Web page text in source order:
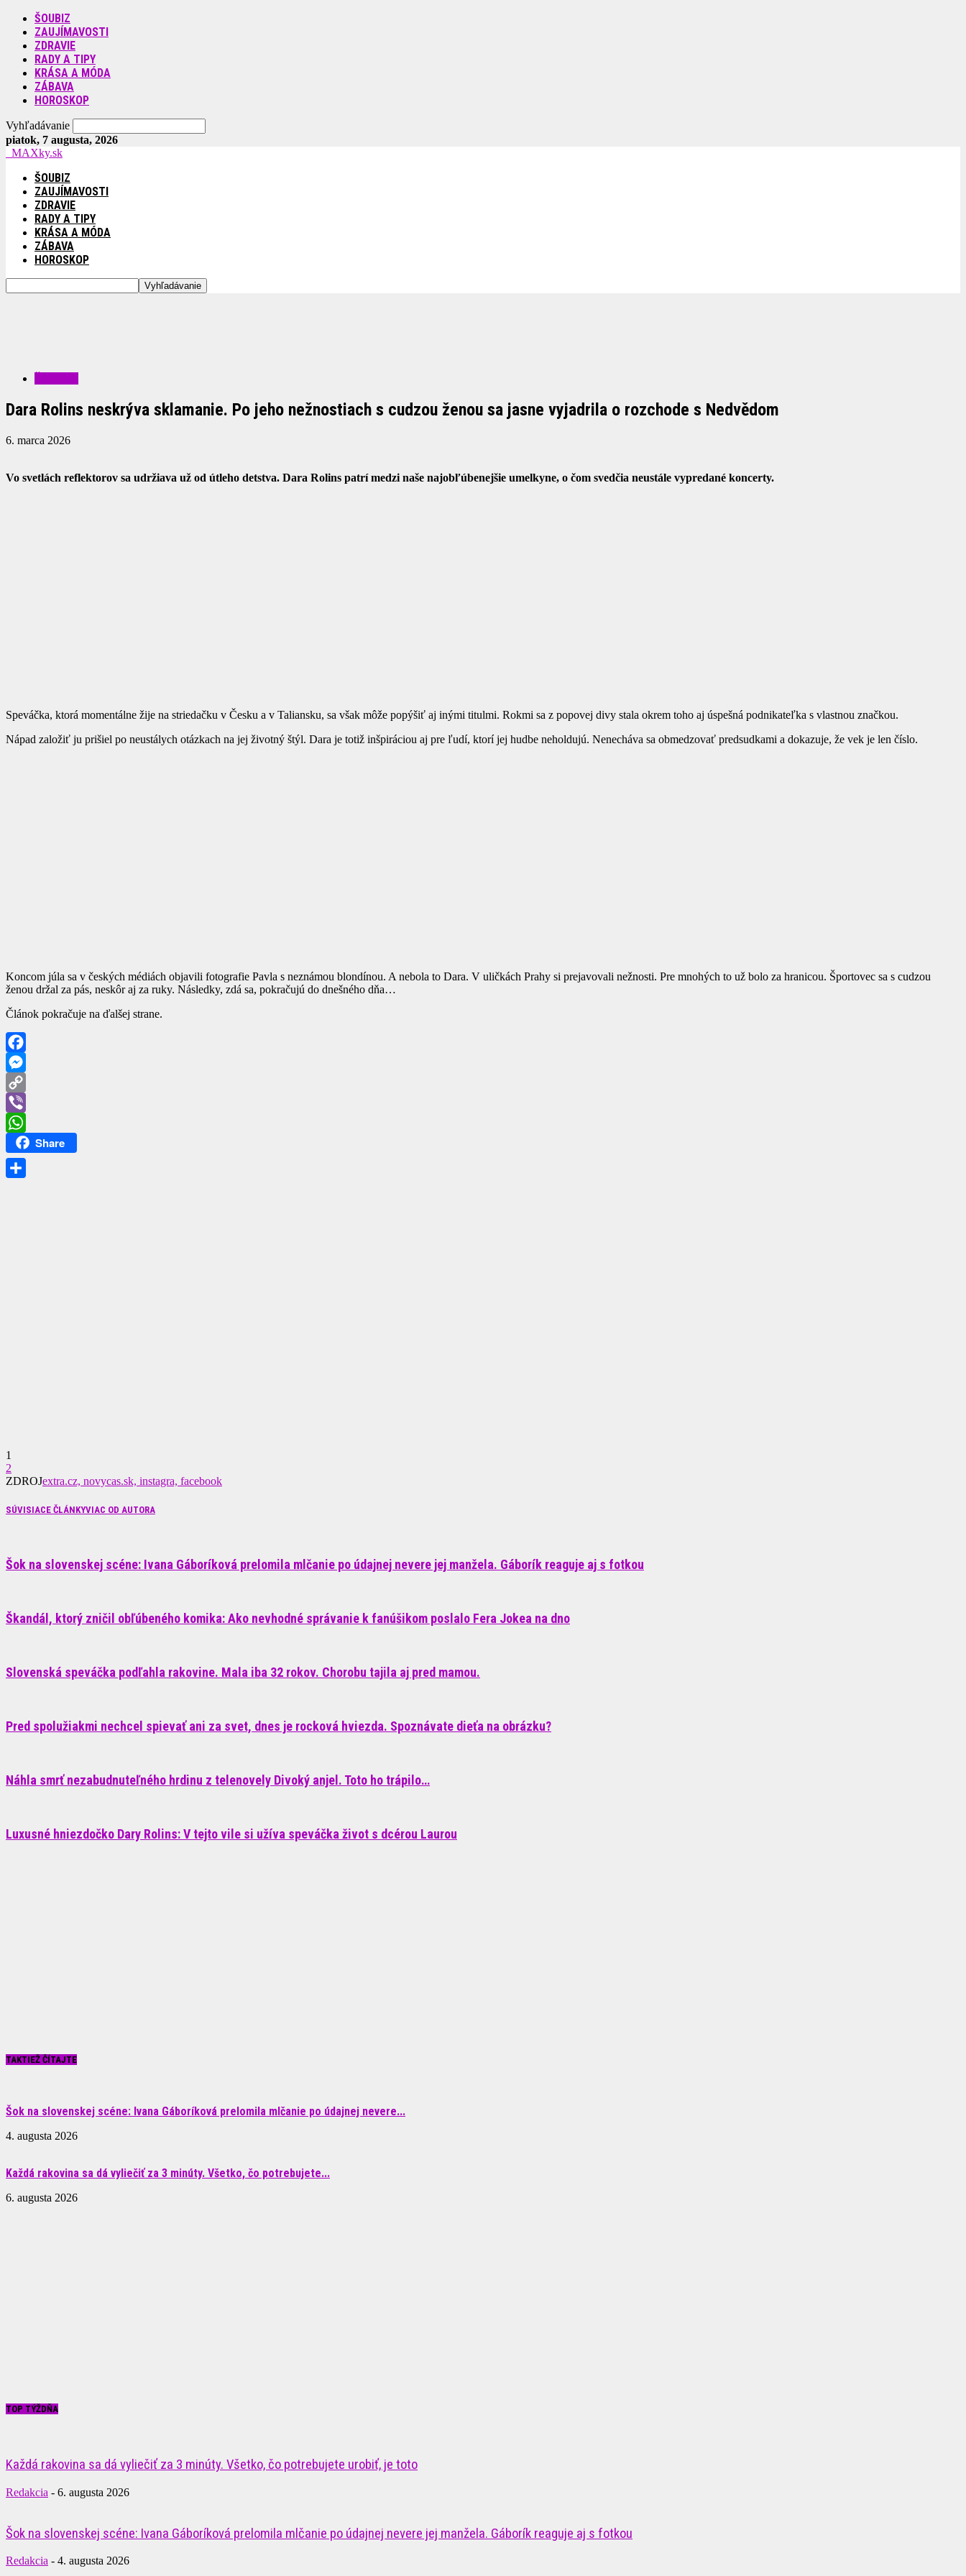
ŠOUBIZ
ZAUJÍMAVOSTI
ZDRAVIE
RADY A TIPY
KRÁSA A MÓDA
ZÁBAVA
HOROSKOP
Vyhľadávanie
piatok, 7 augusta, 2026
MAXky.sk
ŠOUBIZ
ZAUJÍMAVOSTI
ZDRAVIE
RADY A TIPY
KRÁSA A MÓDA
ZÁBAVA
HOROSKOP
Dara Rolins neskrýva sklamanie. Po jeho nežnostiach s cudzou ženou sa jasne vyjadrila o rozchode s Nedvědom
6. marca 2026
Vo svetlách reflektorov sa udržiava už od útleho detstva. Dara Rolins patrí medzi naše najobľúbenejšie umelkyne, o čom svedčia neustále vypredané koncerty.
Speváčka, ktorá momentálne žije na striedačku v Česku a v Taliansku, sa však môže popýšiť aj inými titulmi. Rokmi sa z popovej divy stala okrem toho aj úspešná podnikateľka s vlastnou značkou.
Nápad založiť ju prišiel po neustálych otázkach na jej životný štýl. Dara je totiž inšpiráciou aj pre ľudí, ktorí jej hudbe neholdujú. Nenecháva sa obmedzovať predsudkami a dokazuje, že vek je len číslo.
Koncom júla sa v českých médiách objavili fotografie Pavla s neznámou blondínou. A nebola to Dara. V uličkách Prahy si prejavovali nežnosti. Pre mnohých to už bolo za hranicou. Športovec sa s cudzou
ženou držal za pás, neskôr aj za ruky. Následky, zdá sa, pokračujú do dnešného dňa…
Článok pokračuje na ďalšej strane.
Facebook
Messenger
Copy
Link
Viber
WhatsApp
Share
1
2
ZDROJextra.cz, novycas.sk, instagra, facebook
SÚVISIACE ČLÁNKYVIAC OD AUTORA
Šok na slovenskej scéne: Ivana Gáboríková prelomila mlčanie po údajnej nevere jej manžela. Gáborík reaguje aj s fotkou
Škandál, ktorý zničil obľúbeného komika: Ako nevhodné správanie k fanúšikom poslalo Fera Jokea na dno
Slovenská speváčka podľahla rakovine. Mala iba 32 rokov. Chorobu tajila aj pred mamou.
Pred spolužiakmi nechcel spievať ani za svet, dnes je rocková hviezda. Spoznávate dieťa na obrázku?
Náhla smrť nezabudnuteľného hrdinu z telenovely Divoký anjel. Toto ho trápilo…
Luxusné hniezdočko Dary Rolins: V tejto vile si užíva speváčka život s dcérou Laurou
TAKTIEŽ ČÍTAJTE
Šok na slovenskej scéne: Ivana Gáboríková prelomila mlčanie po údajnej nevere...
4. augusta 2026
Každá rakovina sa dá vyliečiť za 3 minúty. Všetko, čo potrebujete...
6. augusta 2026
TOP TÝŽDŇA
Každá rakovina sa dá vyliečiť za 3 minúty. Všetko, čo potrebujete urobiť, je toto
Redakcia - 6. augusta 2026
Šok na slovenskej scéne: Ivana Gáboríková prelomila mlčanie po údajnej nevere jej manžela. Gáborík reaguje aj s fotkou
Redakcia - 4. augusta 2026